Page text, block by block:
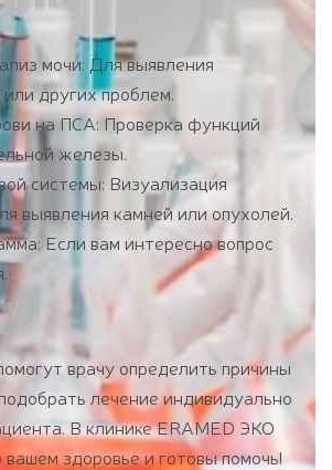
мочи: Для выявления
других проблем.
на ПСА: Проверка функций
железы.
системы: Визуализация
выявления камней или опухолей.
Если вам интересно вопрос
врачу определить причины
лечение индивидуально
В клинике ERAMED ЭКО
здоровье и готовы помочь!